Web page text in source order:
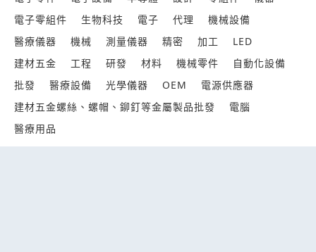
電子零組件
生物科技 電子 代理
機械設備
醫療儀器
機械 測量儀器 精密 加工
LED
建材五金
工程 研發 材料 機械零件
自動化設備
批發
醫療設備 光學儀器 OEM
電源供應器
建材五金螺絲、螺帽、鉚釘等金屬製品批發
電腦
醫療用品